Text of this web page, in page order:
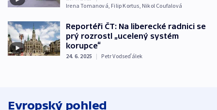
Irena Tomanová Filip Kortus Nikol Coufalová
Reportéři ČT: Na liberecké radnici se
prý rozrostl „ucelený systém
korupce“
24. 6. 2025 | Petr Vodseďálek
Evropský pohled